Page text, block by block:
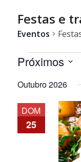
Festas e
Eventos
Eventos
Próximos
a
data.
Outubro 2026
DOM
25